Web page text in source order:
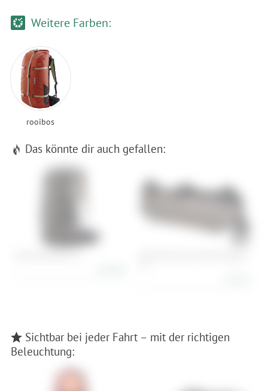
Weitere Farben:
rooibos
Das könnte dir auch gefallen:
Sichtbar bei jeder Fahrt – mit der richtigen
Beleuchtung: